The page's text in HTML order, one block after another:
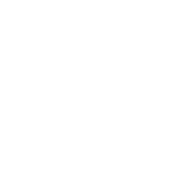
che difendevano la
ove oggi sorge la imperiosa